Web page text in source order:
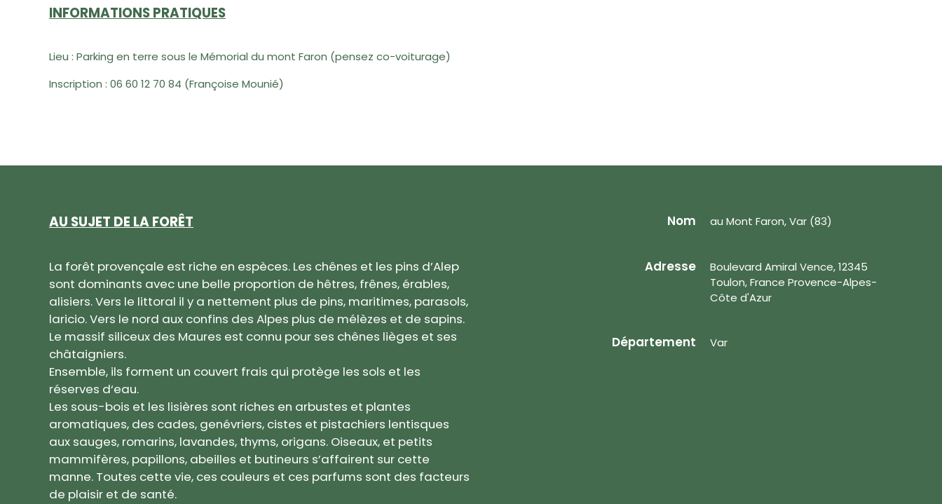
INFORMATIONS PRATIQUES
Lieu : Parking en terre sous le Mémorial du mont Faron (pensez co-voiturage)
Inscription : 06 60 12 70 84 (Françoise Mounié)
AU SUJET DE LA FORÊT
La forêt provençale est riche en espèces. Les chênes et les pins d’Alep
sont dominants avec une belle proportion de hêtres, frênes, érables,
alisiers. Vers le littoral il y a nettement plus de pins, maritimes, parasols,
laricio. Vers le nord aux confins des Alpes plus de mélèzes et de sapins.
Le massif siliceux des Maures est connu pour ses chênes lièges et ses
châtaigniers.
Ensemble, ils forment un couvert frais qui protège les sols et les
réserves d‘eau.
Les sous-bois et les lisières sont riches en arbustes et plantes
aromatiques, des cades, genévriers, cistes et pistachiers lentisques
aux sauges, romarins, lavandes, thyms, origans. Oiseaux, et petits
mammifères, papillons, abeilles et butineurs s’affairent sur cette
manne. Toutes cette vie, ces couleurs et ces parfums sont des facteurs
de plaisir et de santé.
Nom au Mont Faron, Var (83)
Adresse
Boulevard Amiral Vence, 12345
Toulon, France Provence-Alpes-
Côte d'Azur
Département Var